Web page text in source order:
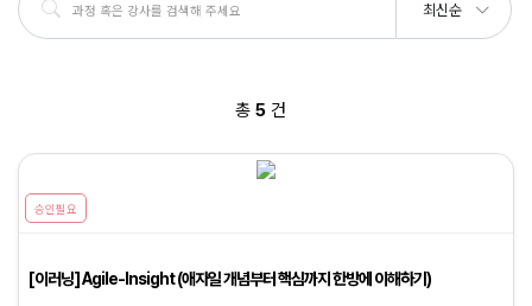
최신순
총 5건
승인필요
[이러닝] Agile-Insight (애자일 개념부터 핵심까지 한방에 이해하기)